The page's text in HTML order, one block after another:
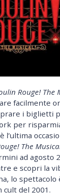
Rouge! The
facilmente
i biglietti
per
l’ultima
The
ad agosto
e scopri la
lo spettacolo
cult del 2001.